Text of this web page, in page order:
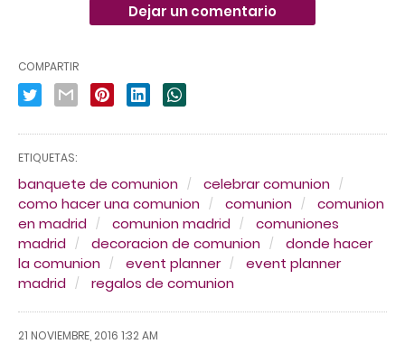
Dejar un comentario
COMPARTIR
ETIQUETAS:
banquete de comunion
celebrar comunion
como hacer una comunion
comunion
comunion
en madrid
comunion madrid
comuniones
madrid
decoracion de comunion
donde hacer
la comunion
event planner
event planner
madrid
regalos de comunion
21 NOVIEMBRE, 2016 1:32 AM